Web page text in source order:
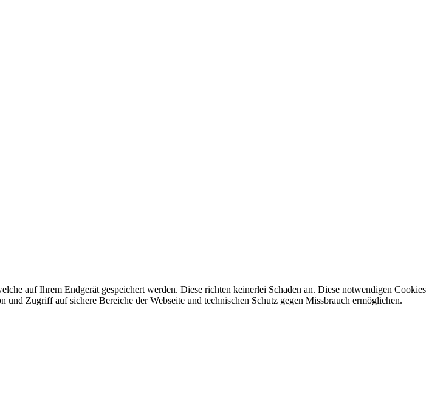
auf Ihrem Endgerät gespeichert werden. Diese richten keinerlei Schaden an. Diese notwendigen Cookies
Zugriff auf sichere Bereiche der Webseite und technischen Schutz gegen Missbrauch ermöglichen.